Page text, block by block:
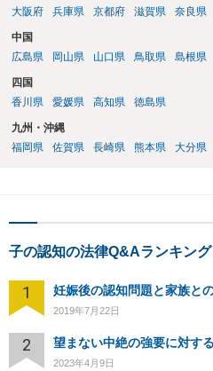
大阪府
兵庫県 京都府 滋賀県 奈良県
中国
広島県
岡山県 山口県 鳥取県 島根県
四国
香川県
愛媛県 高知県 徳島県
九州・沖縄
福岡県
佐賀県 長崎県 熊本県 大分県
子の認知の法律Q&Aランキング
1 妊娠後の認知問題と家族と
2019年7月22日
2 望まない中絶の強要に対す
2023年4月9日